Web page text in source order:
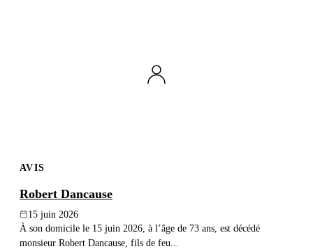
AVIS
Robert Dancause
15 juin 2026
À son domicile le 15 juin 2026, à l’âge de 73 ans, est décédé
monsieur Robert Dancause, fils de feu...